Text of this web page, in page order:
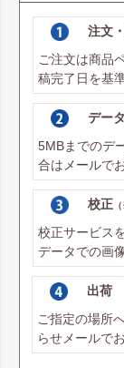
注文
ご注文は商品
稿完了日を基
デー
5MBまでのデ
合は メールで
校正
校正サービス
データでの画
出荷
ご指定の場所
らせメールで